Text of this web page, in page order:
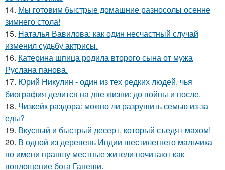
14. Мы готовим быстрые домашние разносолы осенне
зимнего стола!
15. Наталья Вавилова: как один несчастный случай
изменил судьбу актрисы.
16. Катерина шпица родила второго сына от мужа
Руслана панова.
17. Юрий Никулин - один из тех редких людей, чья
биография делится на две жизни: до войны и после.
18. Чизкейк раздора: можно ли разрушить семью из-за
еды?
19. Вкусный и быстрый десерт, который съедят махом!
20. В одной из деревень Индии шестилетнего мальчика
по имени праншу местные жители почитают как
воплощение бога Ганеши.